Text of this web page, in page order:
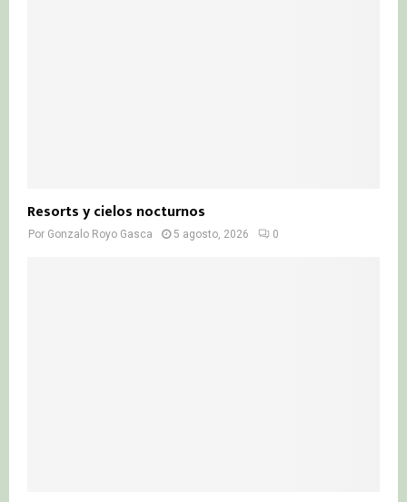
Resorts y cielos nocturnos
Por Gonzalo Royo Gasca 5 agosto, 2026 0